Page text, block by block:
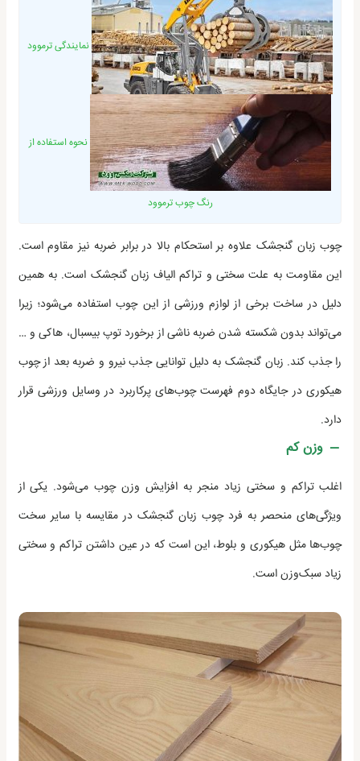
نمایندگی ترموود
نحوه استفاده از
رنگ چوب ترموود
چوب زبان گنجشک علاوه بر استحکام بالا در برابر ضربه نیز مقاوم است.
این مقاومت به علت سختی و تراکم الیاف زبان گنجشک است. به همین
دلیل در ساخت برخی از لوازم ورزشی از این چوب استفاده می‌شود؛ زیرا
می‌تواند بدون شکسته شدن ضربه ناشی از برخورد توپ بیسبال، هاکی و …
را جذب کند. زبان گنجشک به دلیل توانایی جذب نیرو و ضربه بعد از چوب
هیکوری در جایگاه دوم فهرست چوب‌های پرکاربرد در وسایل ورزشی قرار
دارد.
وزن کم
اغلب تراکم و سختی زیاد منجر به افزایش وزن چوب می‌شود. یکی از
ویژگی‌های منحصر به فرد چوب زبان گنجشک در مقایسه با سایر سخت
چوب‌‌ها مثل هیکوری و بلوط، این است که در عین داشتن تراکم و سختی
زیاد سبک‌وزن است.